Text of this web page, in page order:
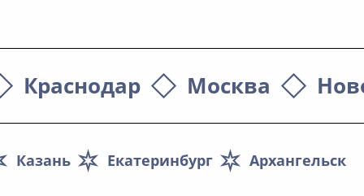
Краснодар Москва
Архангельск
Екатеринбург
Казань